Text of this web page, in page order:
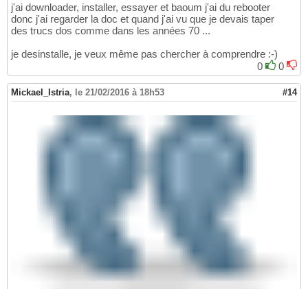
j'ai downloader, installer, essayer et baoum j'ai du rebooter
donc j'ai regarder la doc et quand j'ai vu que je devais taper
des trucs dos comme dans les années 70 ...
je desinstalle, je veux même pas chercher à comprendre :-)
0
0
Mickael_Istria, le 21/02/2016 à 18h53 #14